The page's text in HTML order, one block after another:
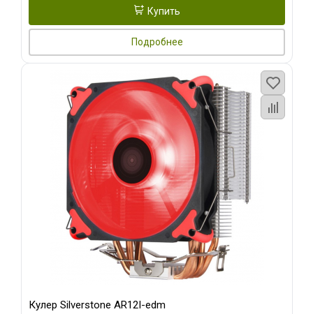
Купить
Подробнее
Кулер Silverstone AR12I-edm